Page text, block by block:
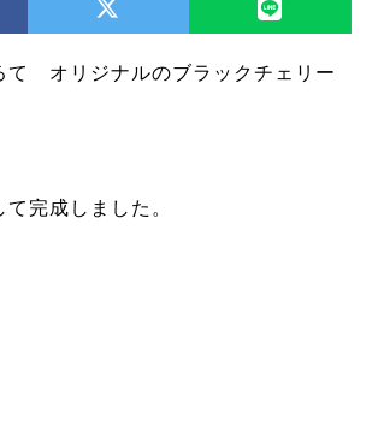
て オリジナルのブラックチェリー
完成しました。